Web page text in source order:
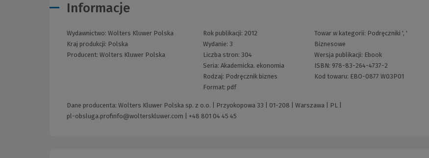
Informacje
Wydawnictwo: Wolters Kluwer Polska
Kraj produkcji: Polska
Producent: Wolters Kluwer Polska
Rok publikacji: 2012
Wydanie: 3
Liczba stron: 304
Seria:Akademicka. ekonomia
Rodzaj: Podręcznik biznes
Format: pdf
Towar w kategorii: Podręczniki ', '
Biznesowe
Wersja publikacji: Ebook
ISBN: 978-83-264-4737-2
Kod towaru: EBO-0877 W03P01
Dane producenta: Wolters Kluwer Polska sp. z o.o. | Przyokopowa 33 | 01-208 | Warszawa | PL |
pl-obsluga.profinfo@wolterskluwer.com
+48 801 04 45 45